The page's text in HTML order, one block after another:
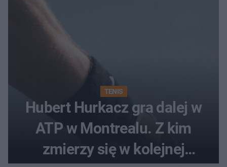
TENIS
Hubert Hurkacz gra dalej w
ATP w Montrealu. Z kim
zmierzy się w kolejnej